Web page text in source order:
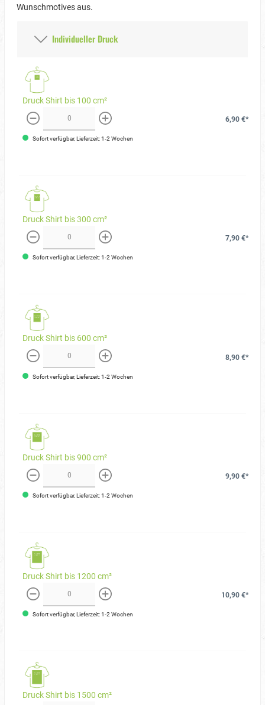
Wunschmotives aus.
Individueller Druck
Druck Shirt bis 100 cm²
weniger mehr
6,90 €*
Sofort verfügbar, Lieferzeit: 1-2 Wochen
Druck Shirt bis 300 cm²
weniger mehr
7,90 €*
Sofort verfügbar, Lieferzeit: 1-2 Wochen
Druck Shirt bis 600 cm²
weniger mehr
8,90 €*
Sofort verfügbar, Lieferzeit: 1-2 Wochen
Druck Shirt bis 900 cm²
weniger mehr
9,90 €*
Sofort verfügbar, Lieferzeit: 1-2 Wochen
Druck Shirt bis 1200 cm²
weniger mehr
10,90 €*
Sofort verfügbar, Lieferzeit: 1-2 Wochen
Druck Shirt bis 1500 cm²